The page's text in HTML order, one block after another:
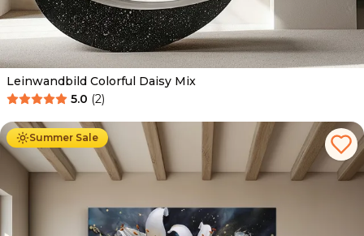
Leinwandbild Colorful Daisy Mix
5.0 (2)
Summer Sale
Ab 39.90 € 34.90